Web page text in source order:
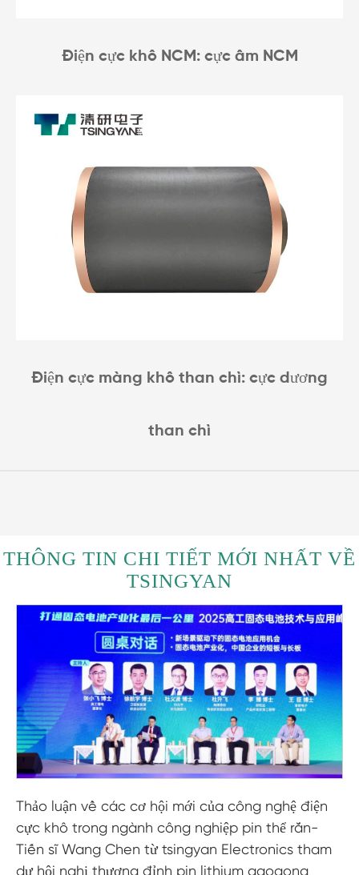
Điện cực khô NCM: cực âm NCM
Điện cực màng khô than chì: cực dương
than chì
THÔNG TIN CHI TIẾT MỚI NHẤT VỀ
TSINGYAN
Thảo luận về các cơ hội mới của công nghệ điện
cực khô trong ngành công nghiệp pin thể rắn-
Tiến sĩ Wang Chen từ tsingyan Electronics tham
dự hội nghị thượng đỉnh pin lithium gaogong